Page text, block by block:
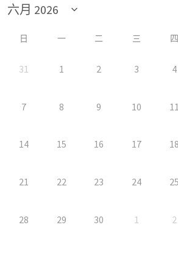
日 一 二 三 四
31 1 2 3 4
7 8 9 10 11
14 15 16 17 18
21 22 23 24 25
28 29 30 1 2